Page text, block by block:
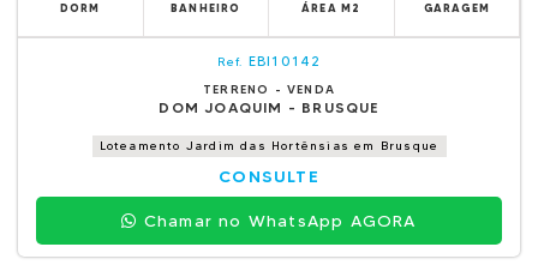
DORM BANHEIRO ÁREA M2 GARAGEM
Ref. EBI10142
TERRENO - VENDA
DOM JOAQUIM - BRUSQUE
Loteamento Jardim das Hortênsias em Brusque
CONSULTE
Chamar no WhatsApp AGORA